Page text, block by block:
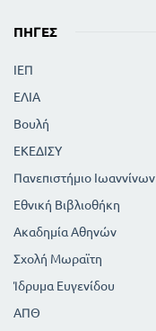
ΠΗΓΈΣ
ΙΕΠ
ΕΛΙΑ
Βουλή
ΕΚΕΔΙΣΥ
Πανεπιστήμιο Ιωαννίνων
Εθνική Βιβλιοθήκη
Ακαδημία Αθηνών
Σχολή Μωραϊτη
Ίδρυμα Ευγενίδου
ΑΠΘ